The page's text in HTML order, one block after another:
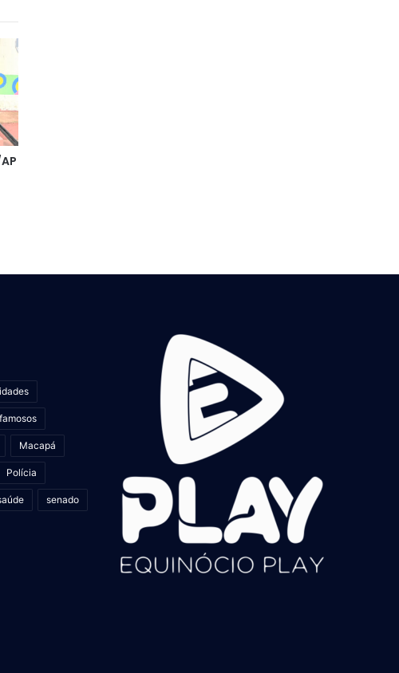
famosos
Macapá
Polícia
senado